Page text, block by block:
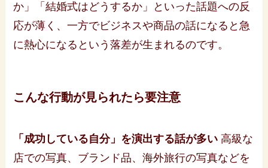
か」「結婚式はどうするか」といった話題への反
応が薄く、一方でビジネスや商品の話になると急
に熱心になるという落差が生まれるのです。
こんな行動が見られたら要注意
「成功している自分」を演出する話が多い 高級な
店での写真、ブランド品、海外旅行の写真などを